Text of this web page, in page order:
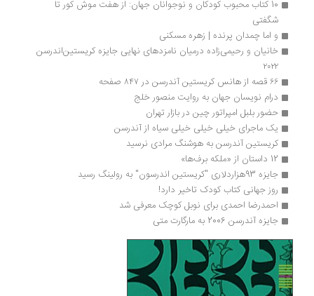
شگفتی
و اما چمدان پرنده | زهره مسکنی
۲۰۲۲
۶۶ قصه از هانس کریستین آندرسن در ۸۴۷ صفحه
درام نویسان جهان به روایت منصور خلج
حضور بلبل امپراتور چین در بازار تهران
یک ماجرای خیلی خیلی خیلی سیاه از آندرسن
کریستین آندرسن به هوشنگ مرادی نرسید
12 داستان از «ملکه برف‌ها»
جایزه 93هزاردلاری "کریستین اندرسون" به رولینگ رسید
روز جهانی کتاب کودک تاخیر دارد!
احمدرضا احمدی برای نوبل کوچک معرفی شد
جایزه آندرسن 2006 به مارگارت متی